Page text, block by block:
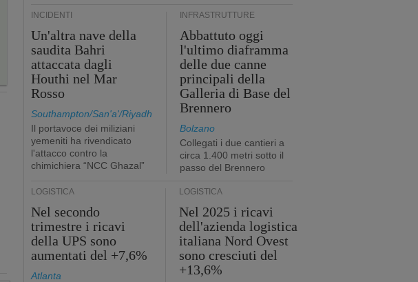
INCIDENTI
Un'altra nave della
saudita Bahri
attaccata dagli
Houthi nel Mar
Rosso
Southampton/San'a'/Riyadh
Il portavoce dei miliziani
yemeniti ha rivendicato
l'attacco contro la
chimichiera “NCC Ghazal”
INFRASTRUTTURE
Abbattuto oggi
l'ultimo diaframma
delle due canne
principali della
Galleria di Base del
Brennero
Bolzano
Collegati i due cantieri a
circa 1.400 metri sotto il
passo del Brennero
LOGISTICA
Nel secondo
trimestre i ricavi
della UPS sono
aumentati del +7,6%
Atlanta
LOGISTICA
Nel 2025 i ricavi
dell'azienda logistica
italiana Nord Ovest
sono cresciuti del
+13,6%